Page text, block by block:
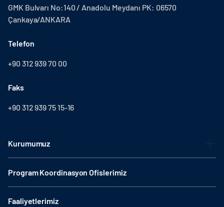
GMK Bulvarı No:140 / Anadolu Meydanı PK: 06570
Çankaya/ANKARA
Telefon
+90 312 939 70 00
Faks
+90 312 939 75 15-16
Kurumumuz
Program Koordinasyon Ofislerimiz
Faaliyetlerimiz